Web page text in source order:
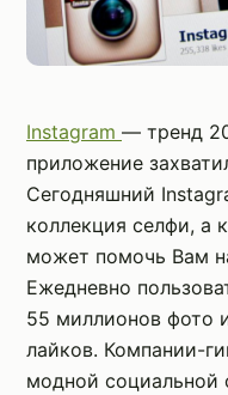
Instagram — тренд
приложение
Сегодняшний
коллекция селфи, а
может помочь Вам
Ежедневно
55 миллионов фото
лайков. Компании-
модной социальной